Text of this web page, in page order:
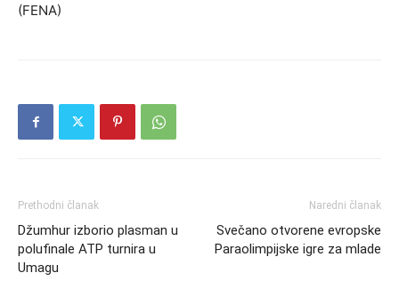
(FENA)
Prethodni članak
Džumhur izborio plasman u
polufinale ATP turnira u
Umagu
Naredni članak
Svečano otvorene evropske
Paraolimpijske igre za mlade